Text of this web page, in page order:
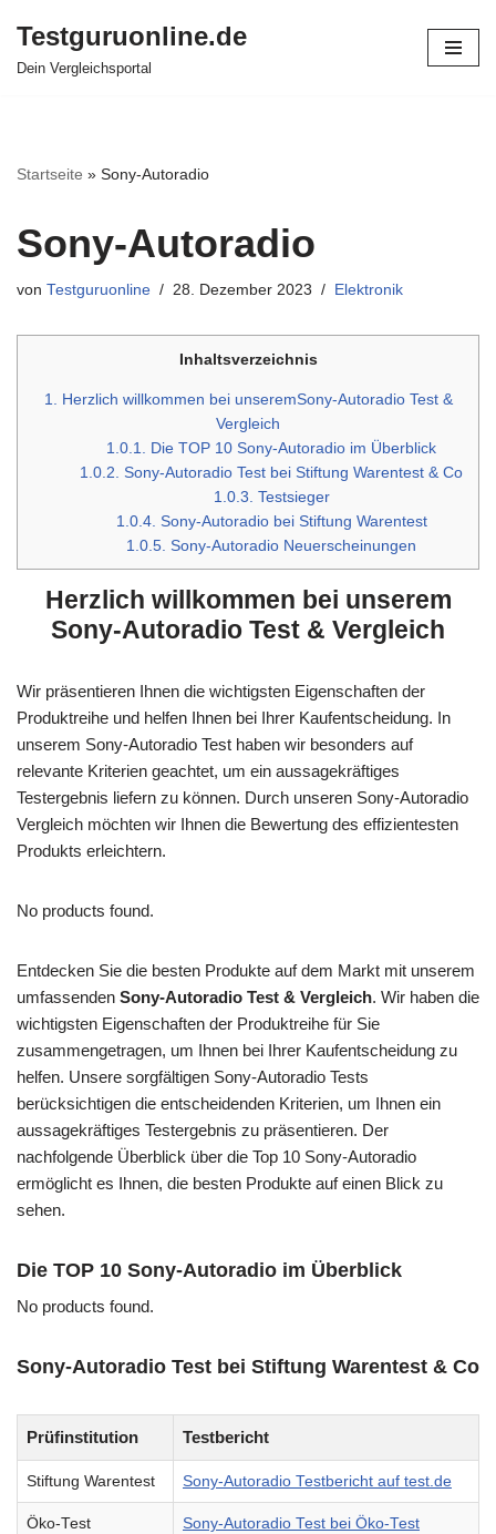
Zum
Testguruonline.de
Dein Vergleichsportal
Startseite » Sony-Autoradio
Sony-Autoradio
von Testguruonline 28. Dezember 2023 Elektronik
Inhaltsverzeichnis
1. Herzlich willkommen bei unseremSony-Autoradio Test &
Vergleich
1.0.1. Die TOP 10 Sony-Autoradio im Überblick
1.0.2. Sony-Autoradio Test bei Stiftung Warentest & Co
1.0.3. Testsieger
1.0.4. Sony-Autoradio bei Stiftung Warentest
1.0.5. Sony-Autoradio Neuerscheinungen
Herzlich willkommen bei unserem
Sony-Autoradio Test & Vergleich
Wir präsentieren Ihnen die wichtigsten Eigenschaften der
Produktreihe und helfen Ihnen bei Ihrer Kaufentscheidung. In
unserem Sony-Autoradio Test haben wir besonders auf
relevante Kriterien geachtet, um ein aussagekräftiges
Testergebnis liefern zu können. Durch unseren Sony-Autoradio
Vergleich möchten wir Ihnen die Bewertung des effizientesten
Produkts erleichtern.
No products found.
Entdecken Sie die besten Produkte auf dem Markt mit unserem
umfassenden Sony-Autoradio Test & Vergleich. Wir haben die
wichtigsten Eigenschaften der Produktreihe für Sie
zusammengetragen, um Ihnen bei Ihrer Kaufentscheidung zu
helfen. Unsere sorgfältigen Sony-Autoradio Tests
berücksichtigen die entscheidenden Kriterien, um Ihnen ein
aussagekräftiges Testergebnis zu präsentieren. Der
nachfolgende Überblick über die Top 10 Sony-Autoradio
ermöglicht es Ihnen, die besten Produkte auf einen Blick zu
sehen.
Die TOP 10 Sony-Autoradio im Überblick
No products found.
Sony-Autoradio Test bei Stiftung Warentest & Co
Prüfinstitution Testbericht
Stiftung Warentest Sony-Autoradio Testbericht auf test.de
Öko-Test Sony-Autoradio Test bei Öko-Test